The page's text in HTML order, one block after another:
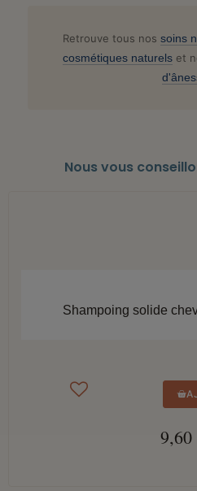
Retrouve tous nos soins
cosmétiques naturels et
Nous vous
Shampoing solide
9,60